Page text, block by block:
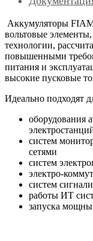
Аккумуляторы
вольтовые
технологии,
повышенными
питания и
высокие пусковые
Идеально подходят
оборудования
систем
сетями
систем
электро-
систем
работы ИТ
запуска